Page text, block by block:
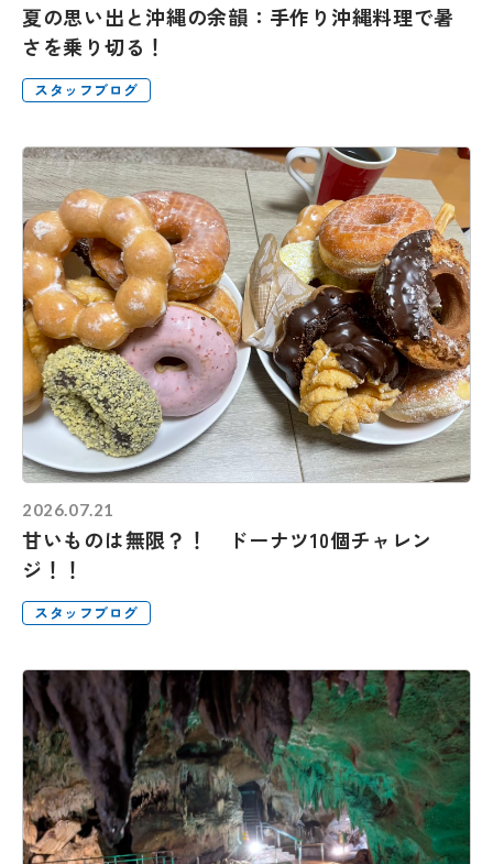
夏の思い出と沖縄の余韻：手作り沖縄料理で暑
さを乗り切る！
スタッフブログ
2026.07.21
甘いものは無限？！ ドーナツ10個チャレン
ジ！！
スタッフブログ